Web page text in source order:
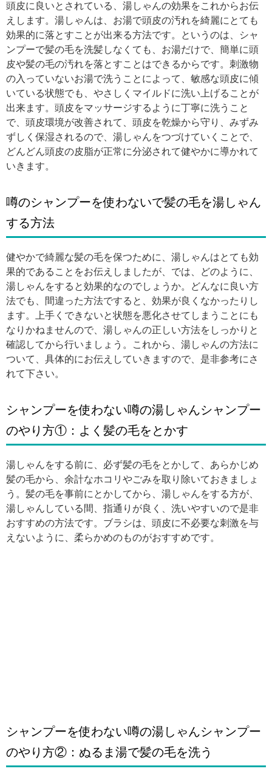
頭皮に良いとされている、湯しゃんの効果をこれからお伝
えします。湯しゃんは、お湯で頭皮の汚れを綺麗にとても
効果的に落とすことが出来る方法です。というのは、シャ
ンプーで髪の毛を洗髪しなくても、お湯だけで、簡単に頭
皮や髪の毛の汚れを落とすことはできるからです。刺激物
の入っていないお湯で洗うことによって、敏感な頭皮に傾
いている状態でも、やさしくマイルドに洗い上げることが
出来ます。頭皮をマッサージするように丁寧に洗うこと
で、頭皮環境が改善されて、頭皮を乾燥から守り、みずみ
ずしく保湿されるので、湯しゃんをつづけていくことで、
どんどん頭皮の皮脂が正常に分泌されて健やかに導かれて
いきます。
噂のシャンプーを使わないで髪の毛を湯しゃん
する方法
健やかで綺麗な髪の毛を保つために、湯しゃんはとても効
果的であることをお伝えしましたが、では、どのように、
湯しゃんをすると効果的なのでしょうか。どんなに良い方
法でも、間違った方法ですると、効果が良くなかったりし
ます。上手くできないと状態を悪化させてしまうことにも
なりかねませんので、湯しゃんの正しい方法をしっかりと
確認してから行いましょう。これから、湯しゃんの方法に
ついて、具体的にお伝えしていきますので、是非参考にさ
れて下さい。
シャンプーを使わない噂の湯しゃんシャンプー
のやり方①：よく髪の毛をとかす
湯しゃんをする前に、必ず髪の毛をとかして、あらかじめ
髪の毛から、余計なホコリやごみを取り除いておきましょ
う。髪の毛を事前にとかしてから、湯しゃんをする方が、
湯しゃんしている間、指通りが良く、洗いやすいので是非
おすすめの方法です。ブラシは、頭皮に不必要な刺激を与
えないように、柔らかめのものがおすすめです。
シャンプーを使わない噂の湯しゃんシャンプー
のやり方②：ぬるま湯で髪の毛を洗う